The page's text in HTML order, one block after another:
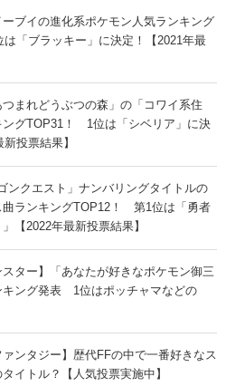
ーブイの進化系ポケモン人気ランキング
「ブラッキー」に決定！【2021年最
つまれどうぶつの森」の「コワイ系住
ングTOP31！ 1位は「シベリア」に決
投票結果】
ンクエスト」ナンバリングタイトルの
曲ランキングTOP12！ 第1位は「勇者
【2022年最新投票結果】
スター】「あなたが好きなポケモン御三
キング発表 1位はポッチャマなどの
ァンタジー】歴代FFの中で一番好きなス
イトル？【人気投票実施中】